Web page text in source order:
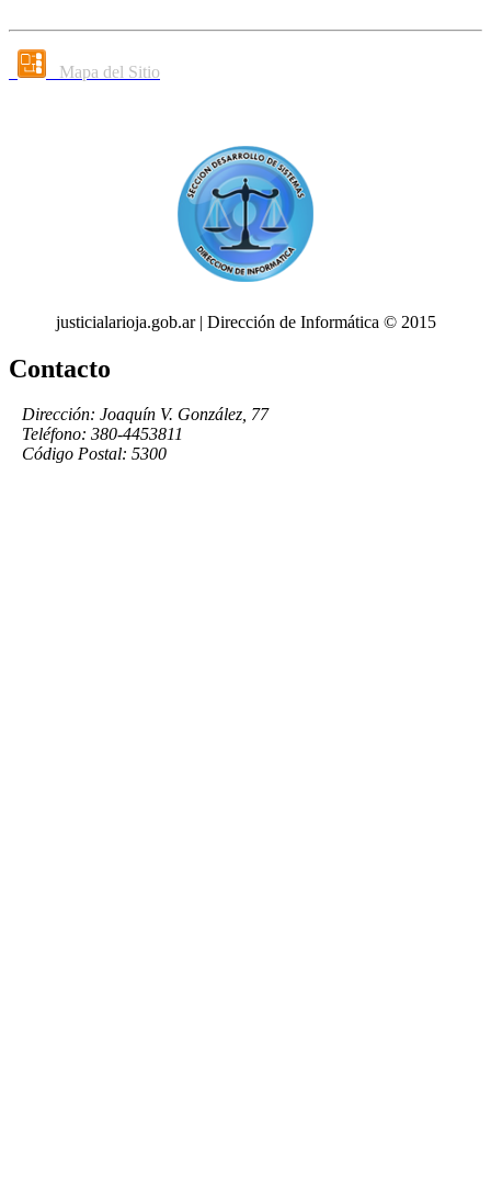
Mapa del Sitio
justicialarioja.gob.ar | Dirección de Informática © 2015
Contacto
Dirección: Joaquín V. González, 77
Teléfono: 380-4453811
Código Postal: 5300